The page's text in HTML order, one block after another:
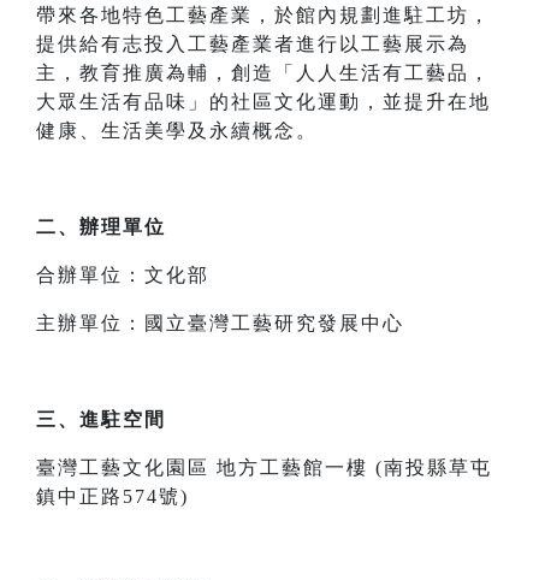
帶來各地特色工藝產業，於館內規劃進駐工坊，
提供給有志投入工藝產業者進行以工藝展示為
主，教育推廣為輔，創造「人人生活有工藝品，
大眾生活有品味」的社區文化運動，並提升在地
健康、生活美學及永續概念。
二、辦理單位
合辦單位：文化部
主辦單位：國立臺灣工藝研究發展中心
三、進駐空間
臺灣工藝文化園區 地方工藝館一樓 (南投縣草屯
鎮中正路574號)